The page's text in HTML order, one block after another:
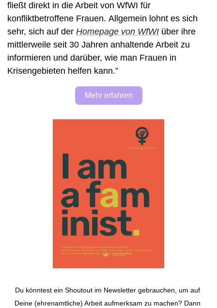
fließt direkt in die Arbeit von WfWI für
konfliktbetroffene Frauen. Allgemein lohnt es sich
sehr, sich auf der Homepage von WfWI über ihre
mittlerweile seit 30 Jahren anhaltende Arbeit zu
informieren und darüber, wie man Frauen in
Krisengebieten helfen kann.”
Mehr erfahren
Du könntest ein Shoutout im Newsletter gebrauchen, um auf
Deine (ehrenamtliche) Arbeit aufmerksam zu machen? Dann